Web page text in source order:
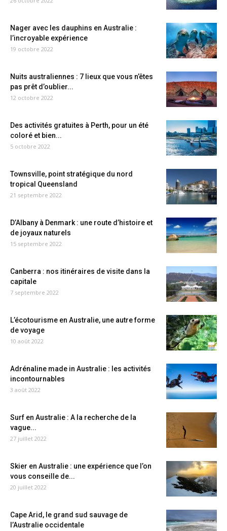
Nager avec les dauphins en Australie :
l’incroyable expérience
19 octobre 2022
Nuits australiennes : 7 lieux que vous n’êtes
pas prêt d’oublier...
12 octobre 2022
Des activités gratuites à Perth, pour un été
coloré et bien...
5 octobre 2022
Townsville, point stratégique du nord
tropical Queensland
21 septembre 2022
D’Albany à Denmark : une route d’histoire et
de joyaux naturels
15 septembre 2022
Canberra : nos itinéraires de visite dans la
capitale
7 septembre 2022
L’écotourisme en Australie, une autre forme
de voyage
10 août 2022
Adrénaline made in Australie : les activités
incontournables
3 août 2022
Surf en Australie : A la recherche de la
vague...
27 juillet 2022
Skier en Australie : une expérience que l’on
vous conseille de...
20 juillet 2022
Cape Arid, le grand sud sauvage de
l’Australie occidentale